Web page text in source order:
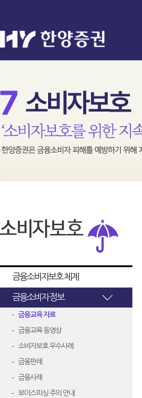
금융소비자보호 체계
금융소비자 정보
금융교육 자료
금융교육 동영상
소비자보호 우수사례
금융판례
금융사례
보이스피싱 주의 안내